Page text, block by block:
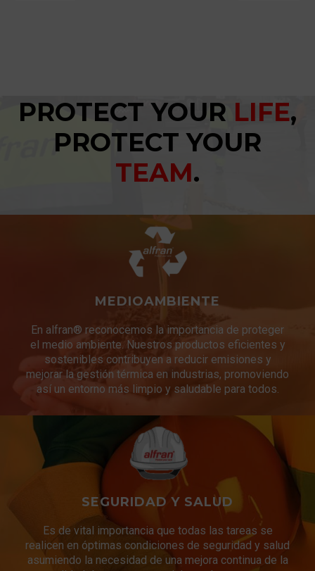
PROTECT YOUR LIFE,
PROTECT YOUR
TEAM.
MEDIOAMBIENTE
En alfran® reconocemos la importancia de proteger
el medio ambiente. Nuestros productos eficientes y
sostenibles contribuyen a reducir emisiones y
mejorar la gestión térmica en industrias, promoviendo
así un entorno más limpio y saludable para todos.
SEGURIDAD Y SALUD
Es de vital importancia que todas las tareas se
realicen en óptimas condiciones de seguridad y salud
asumiendo la necesidad de una mejora continua de la